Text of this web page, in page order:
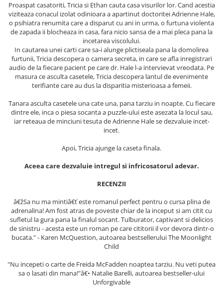
Gastronomik
Masaj
Medicina & Farmacie
Medicina Pentru Toti
SealfHealing
Sport
Starea de bine
Beletristica
Carti pentru Adolescenti, Young
Adult
Crime, Thriller, Mistery
Literatura Universala
Poezie
Proaspat casatoriti, Tricia si Ethan cauta casa visurilor lor. Cand acestia
viziteaza conacul izolat odinioara a apartinut doctoritei Adrienne Hale,
o psihiatra renumita care a disparut cu ani in urma, o furtuna violenta
de zapada ii blocheaza in casa, fara nicio sansa de a mai pleca pana la
incetarea viscolului.
In cautarea unei carti care sa-i alunge plictiseala pana la domolirea
furtunii, Tricia descopera o camera secreta, in care se afla inregistrari
audio de la fiecare pacient pe care dr. Hale l-a intervievat vreodata. Pe
masura ce asculta casetele, Tricia descopera lantul de evenimente
terifiante care au dus la disparitia misterioasa a femeii.
Tanara asculta casetele una cate una, pana tarziu in noapte. Cu fiecare
dintre ele, inca o piesa socanta a puzzle-ului este asezata la locul sau,
iar reteaua de minciuni tesuta de Adrienne Hale se dezvaluie incet-
incet.
Apoi, Tricia ajunge la caseta finala.
Aceea care dezvaluie intregul si infricosatorul adevar.
RECENZII
â€žSa nu ma mintiâ€ť este romanul perfect pentru o cursa plina de
adrenalina! Am fost atras de poveste chiar de la inceput si am citit cu
sufletul la gura pana la finalul socant. Tulburator, captivant si delicios
de sinistru - acesta este un roman pe care cititorii il vor devora dintr-o
bucata." - Karen McQuestion, autoarea bestsellerului The Moonlight
Child
"Nu incepeti o carte de Freida McFadden noaptea tarziu. Nu veti putea
sa o lasati din mana!"â€• Natalie Barelli, autoarea bestseller-ului
Unforgivable